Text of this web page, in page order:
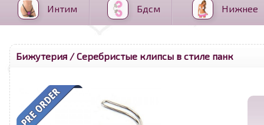
Интим Бдсм Нижнее
Бижутерия / Серебристые клипсы в стиле панк